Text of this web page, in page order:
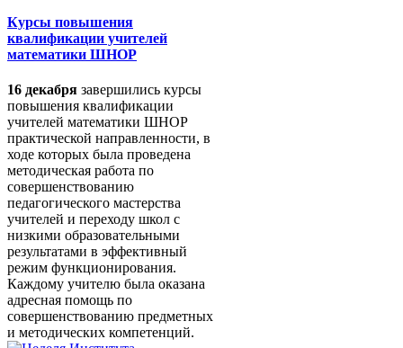
Курсы повышения
квалификации учителей
математики ШНОР
16 декабря завершились курсы
повышения квалификации
учителей математики ШНОР
практической направленности, в
ходе которых была проведена
методическая работа по
совершенствованию
педагогического мастерства
учителей и переходу школ с
низкими образовательными
результатами в эффективный
режим функционирования.
Каждому учителю была оказана
адресная помощь по
совершенствованию предметных
и методических компетенций.